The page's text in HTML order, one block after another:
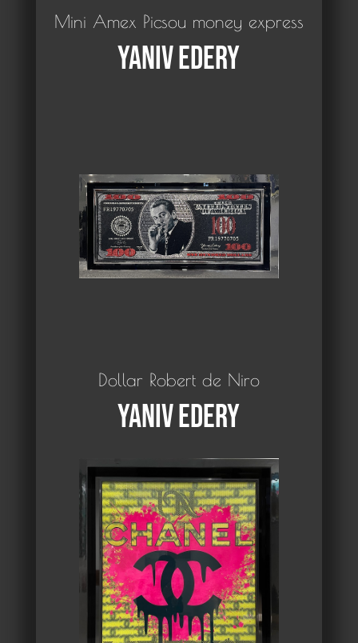
Mini Amex Picsou money express
Yaniv Edery
Dollar Robert de Niro
Yaniv Edery